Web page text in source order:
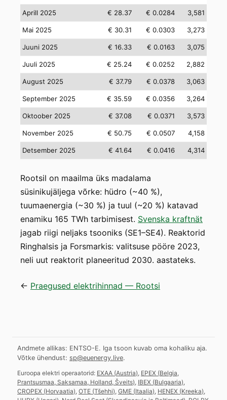
Aprill 2025 € 28.37 € 0.0284 3,581
Mai 2025 € 30.31 € 0.0303 3,273
Juuni 2025 € 16.33 € 0.0163 3,075
Juuli 2025 € 25.24 € 0.0252 2,882
August 2025 € 37.79 € 0.0378 3,063
September 2025 € 35.59 € 0.0356 3,264
Oktoober 2025 € 37.08 € 0.0371 3,573
November 2025 € 50.75 € 0.0507 4,158
Detsember 2025 € 41.64 € 0.0416 4,314
Rootsil on maailma üks madalama
süsinikujäljega võrke: hüdro (~40 %),
tuumaenergia (~30 %) ja tuul (~20 %) katavad
enamiku 165 TWh tarbimisest. Svenska kraftnät
jagab riigi neljaks tsooniks (SE1–SE4). Reaktorid
Ringhalsis ja Forsmarkis: valitsuse pööre 2023,
neli uut reaktorit planeeritud 2030. aastateks.
← Praegused elektrihinnad — Rootsi
Andmete allikas: ENTSO-E. Iga tsoon kuvab oma kohaliku aja.
Võtke ühendust: sp@euenergy.live.
Euroopa elektri operaatorid: EXAA (Austria), EPEX (Belgia,
Prantsusmaa, Saksamaa, Holland, Šveits), IBEX (Bulgaaria),
CROPEX (Horvaatia), OTE (Tšehhi), GME (Itaalia), HENEX (Kreeka),